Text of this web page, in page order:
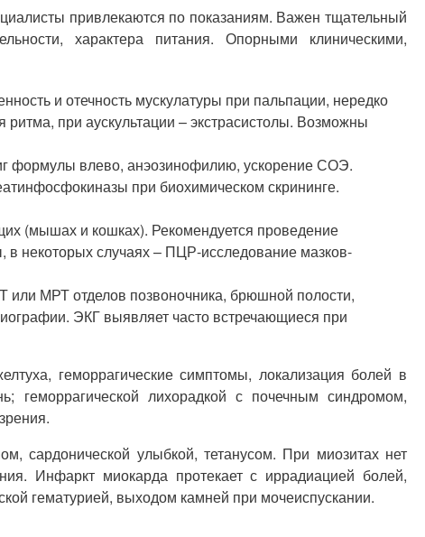
привлекаются по показаниям. Важен тщательный
характера питания. Опорными клиническими,
и отечность мускулатуры при пальпации, нередко
при аускультации – экстрасистолы. Возможны
формулы влево, анэозинофилию, ускорение СОЭ.
при биохимическом скрининге.
(мышах и кошках). Рекомендуется проведение
некоторых случаях – ПЦР-исследование мазков-
или МРТ отделов позвоночника, брюшной полости,
ЭКГ выявляет часто встречающиеся при
геморрагические симптомы, локализация болей в
геморрагической лихорадкой с почечным синдромом,
сардонической улыбкой, тетанусом. При миозитах нет
Инфаркт миокарда протекает с иррадиацией болей,
гематурией, выходом камней при мочеиспускании.